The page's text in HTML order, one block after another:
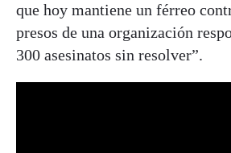
que hoy mantiene un férreo
presos de una organización
300 asesinatos sin resolver”.